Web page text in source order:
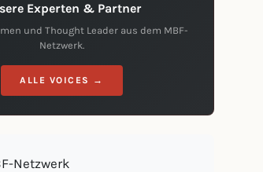
Experten & Partner
und Thought Leader aus dem MBF-
Netzwerk.
ALLE VOICES →
Netzwerk